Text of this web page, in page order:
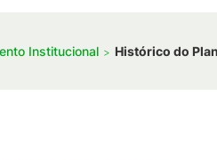
Institucional Histórico do